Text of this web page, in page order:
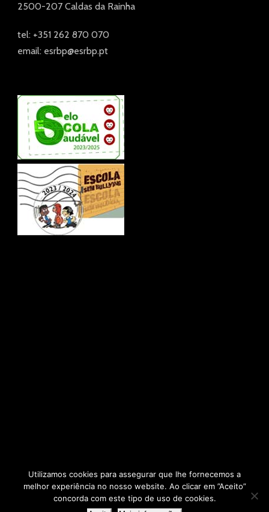
2500-207 Caldas da Rainha
tel: +351 262 870 070
email: esrbp@esrbp.pt
2025 © - AERBP
Utilizamos cookies para assegurar que lhe fornecemos a
melhor experiência no nosso website. Ao clicar em ”Aceito”
concorda com este tipo de uso de cookies.